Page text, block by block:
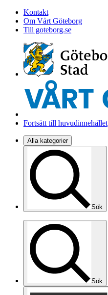
Kontakt
Om Vårt Göteborg
Till goteborg.se
Fortsätt till huvudinnehållet
Alla kategorier
Sök
Sök